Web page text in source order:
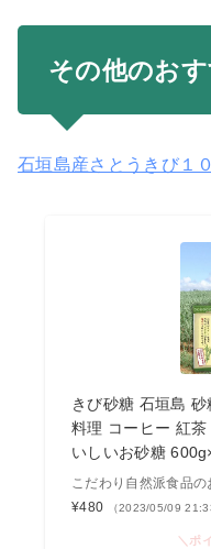
その他のお
石垣島産さとうきび１
きび砂糖 石垣島
料理 コーヒー 紅
いしいお砂糖
こだわり自然派食品
¥480
（2023/05/09
＼ポ